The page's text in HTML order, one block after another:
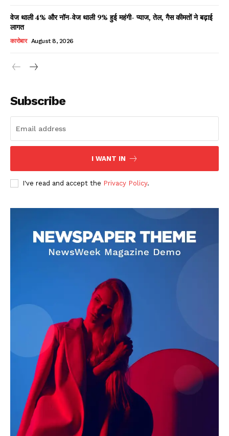
Contact us
Subscription Plans
My account
वेज थाली 4% और नॉन-वेज थाली 9% हुई महंगी- प्याज, तेल, गैस कीमतों ने बढ़ाई
लागत
कारोबार August 8, 2026
Subscribe
I WANT IN
I've read and accept the Privacy Policy.